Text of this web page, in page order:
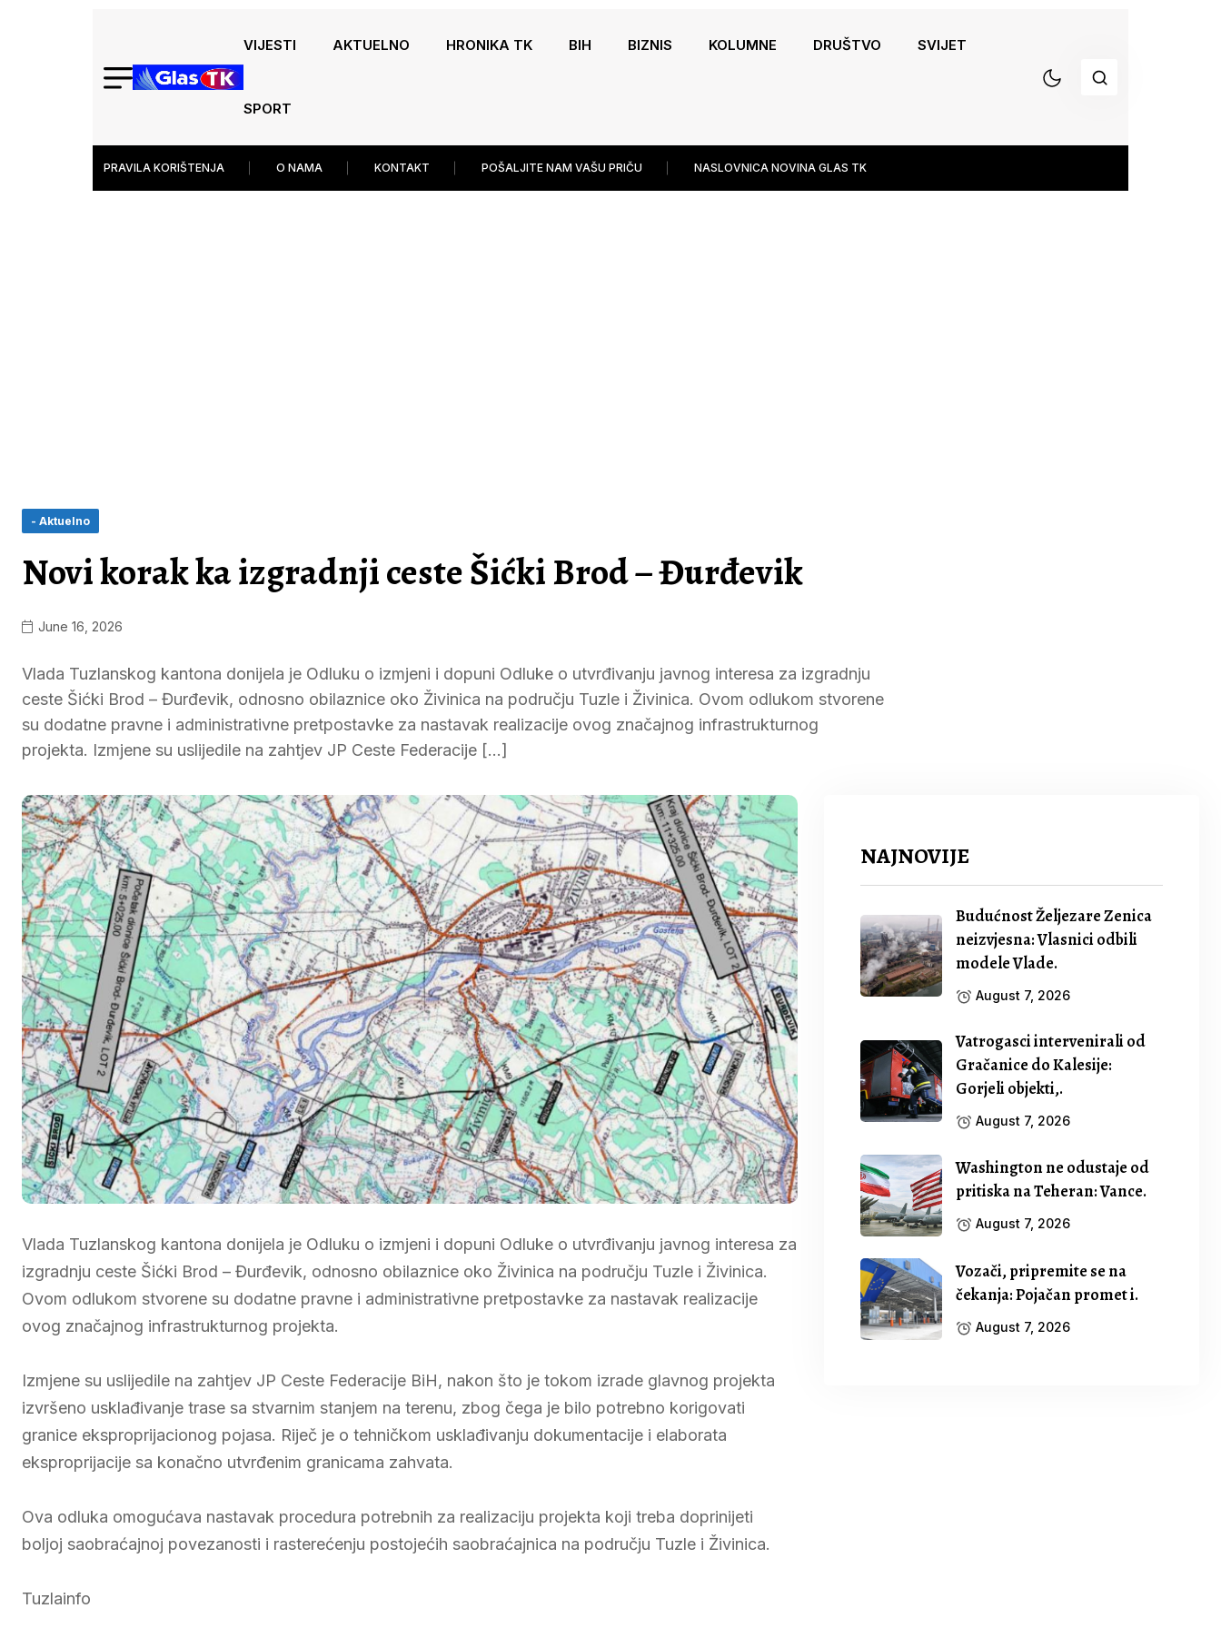
VIJESTI AKTUELNO HRONIKA TK BIH BIZNIS KOLUMNE DRUŠTVO SVIJET
SPORT
PRAVILA KORIŠTENJA O NAMA KONTAKT POŠALJITE NAM VAŠU PRIČU NASLOVNICA NOVINA GLAS TK
- Aktuelno
Novi korak ka izgradnji ceste Šićki Brod – Đurđevik
June 16, 2026
Vlada Tuzlanskog kantona donijela je Odluku o izmjeni i dopuni Odluke o utvrđivanju javnog interesa za izgradnju
ceste Šićki Brod – Đurđevik, odnosno obilaznice oko Živinica na području Tuzle i Živinica. Ovom odlukom stvorene
su dodatne pravne i administrativne pretpostavke za nastavak realizacije ovog značajnog infrastrukturnog
projekta. Izmjene su uslijedile na zahtjev JP Ceste Federacije […]
Vlada Tuzlanskog kantona donijela je Odluku o izmjeni i dopuni Odluke o utvrđivanju javnog interesa za
izgradnju ceste Šićki Brod – Đurđevik, odnosno obilaznice oko Živinica na području Tuzle i Živinica.
Ovom odlukom stvorene su dodatne pravne i administrativne pretpostavke za nastavak realizacije
ovog značajnog infrastrukturnog projekta.
Izmjene su uslijedile na zahtjev JP Ceste Federacije BiH, nakon što je tokom izrade glavnog projekta
izvršeno usklađivanje trase sa stvarnim stanjem na terenu, zbog čega je bilo potrebno korigovati
granice eksproprijacionog pojasa. Riječ je o tehničkom usklađivanju dokumentacije i elaborata
eksproprijacije sa konačno utvrđenim granicama zahvata.
Ova odluka omogućava nastavak procedura potrebnih za realizaciju projekta koji treba doprinijeti
boljoj saobraćajnoj povezanosti i rasterećenju postojećih saobraćajnica na području Tuzle i Živinica.
Tuzlainfo
NAJNOVIJE
Budućnost Željezare Zenica
neizvjesna: Vlasnici odbili
modele Vlade.
August 7, 2026
Vatrogasci intervenirali od
Gračanice do Kalesije:
Gorjeli objekti,.
August 7, 2026
Washington ne odustaje od
pritiska na Teheran: Vance.
August 7, 2026
Vozači, pripremite se na
čekanja: Pojačan promet i.
August 7, 2026